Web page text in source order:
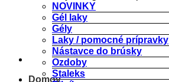
Domov
NOVINKY
Gél laky
Gély
Laky / pomocné prípravky
Nástavce do brúsky
Ozdoby
Staleks